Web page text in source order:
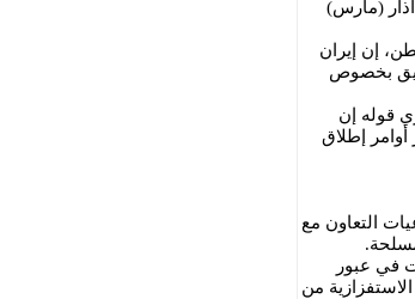
نيسان (أبريل)، أعلن ترامب بعد يومين فرض حصار على مضيق هرمز المغلق منذ 2 آذار (مارس)
إن إيران
بخصوص
قوله إن
إطلاق
التعاون مع
في عبور
من